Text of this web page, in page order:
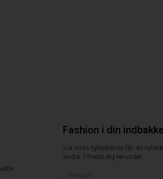
Fashion i din indbakke
Via vores nyhedsbrev får du
andre. Tilmeld dig herunder.